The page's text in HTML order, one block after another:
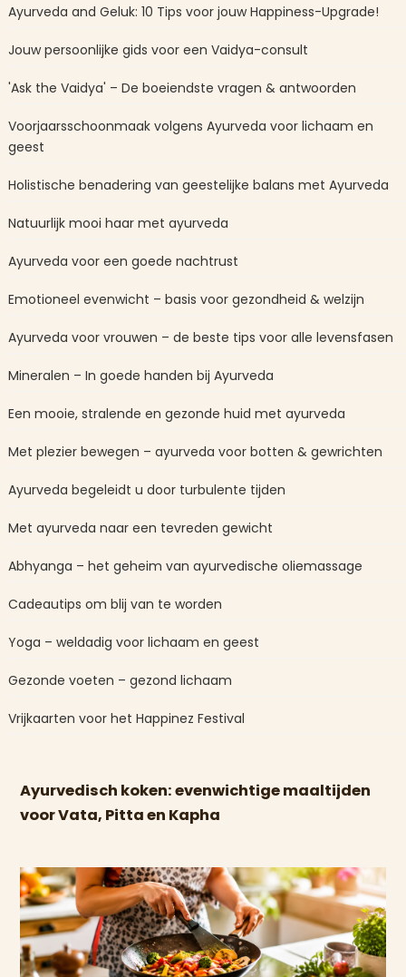
Ayurveda and Geluk: 10 Tips voor jouw Happiness-Upgrade!
Jouw persoonlijke gids voor een Vaidya-consult
'Ask the Vaidya' – De boeiendste vragen & antwoorden
Voorjaarsschoonmaak volgens Ayurveda voor lichaam en
geest
Holistische benadering van geestelijke balans met Ayurveda
Natuurlijk mooi haar met ayurveda
Ayurveda voor een goede nachtrust
Emotioneel evenwicht – basis voor gezondheid & welzijn
Ayurveda voor vrouwen – de beste tips voor alle levensfasen
Mineralen – In goede handen bij Ayurveda
Een mooie, stralende en gezonde huid met ayurveda
Met plezier bewegen – ayurveda voor botten & gewrichten
Ayurveda begeleidt u door turbulente tijden
Met ayurveda naar een tevreden gewicht
Abhyanga – het geheim van ayurvedische oliemassage
Cadeautips om blij van te worden
Yoga – weldadig voor lichaam en geest
Gezonde voeten – gezond lichaam
Vrijkaarten voor het Happinez Festival
Ayurvedisch koken: evenwichtige maaltijden
voor Vata, Pitta en Kapha